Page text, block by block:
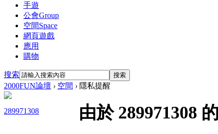
手遊
公會Group
空間Space
網頁遊戲
應用
購物
搜索 搜索
2000FUN論壇 › 空間 › 隱私提醒
289971308 由於 289971308